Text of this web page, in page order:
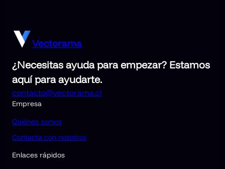
Vectorama
¿Necesitas ayuda para empezar? Estamos
aquí para ayudarte.
contacto@vectorama.cl
Empresa
Quiénes somos
Contacta con nosotros
Enlaces rápidos